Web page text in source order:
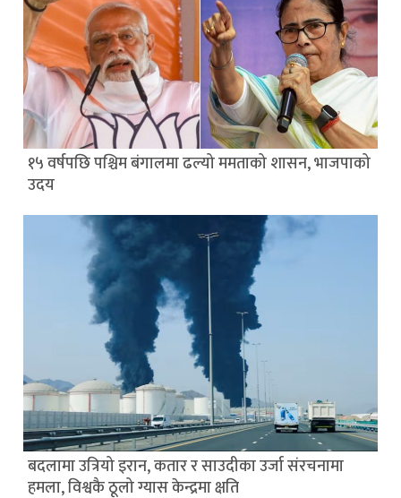
१५ वर्षपछि पश्चिम बंगालमा ढल्यो ममताको शासन, भाजपाको
उदय
बदलामा उत्रियो इरान, कतार र साउदीका उर्जा संरचनामा
हमला, विश्वकै ठूलो ग्यास केन्द्रमा क्षति